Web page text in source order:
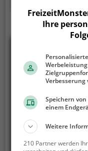
Ihre
Verbesserung
Speichern
einem
Weitere
210 Partner werden